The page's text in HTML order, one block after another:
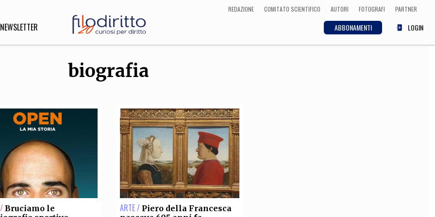
REDAZIONE COMITATO SCIENTIFICO AUTORI FOTOGRAFI PARTNER
ABBONAMENTI LOGIN
NEWSLETTER
DIRITTO
INNOVAZIONE
Scienze informatiche,
Architettura, Ingegneria
CULTURA
Arte, Cinema, Musica,
Letteratura
biografia
Bruciamo le
ARTE / Piero della Francesca